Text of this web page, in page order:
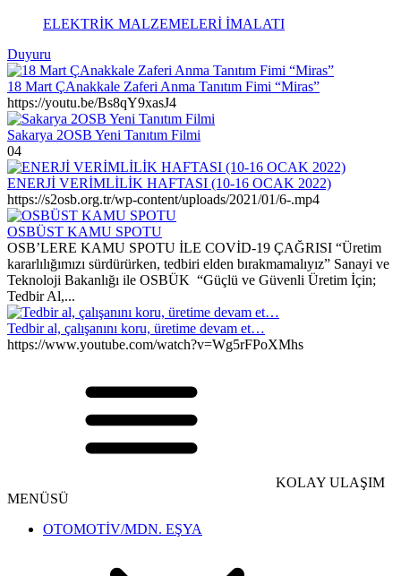
ELEKTRİK MALZEMELERİ İMALATI
Duyuru
18 Mart ÇAnakkale Zaferi Anma Tanıtım Fimi “Miras”
https://youtu.be/Bs8qY9xasJ4
Sakarya 2OSB Yeni Tanıtım Filmi
04
ENERJİ VERİMLİLİK HAFTASI (10-16 OCAK 2022)
https://s2osb.org.tr/wp-content/uploads/2021/01/6-.mp4
OSBÜST KAMU SPOTU
OSB’LERE KAMU SPOTU İLE COVİD-19 ÇAĞRISI “Üretim
kararlılığımızı sürdürürken, tedbiri elden bırakmamalıyız” Sanayi ve
Teknoloji Bakanlığı ile OSBÜK “Güçlü ve Güvenli Üretim İçin;
Tedbir Al,...
Tedbir al, çalışanını koru, üretime devam et…
https://www.youtube.com/watch?v=Wg5rFPoXMhs
KOLAY ULAŞIM
MENÜSÜ
OTOMOTİV/MDN. EŞYA